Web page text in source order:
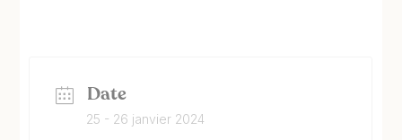
Date
25 - 26 janvier 2024